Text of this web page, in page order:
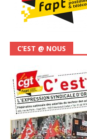
C’EST @ NOUS